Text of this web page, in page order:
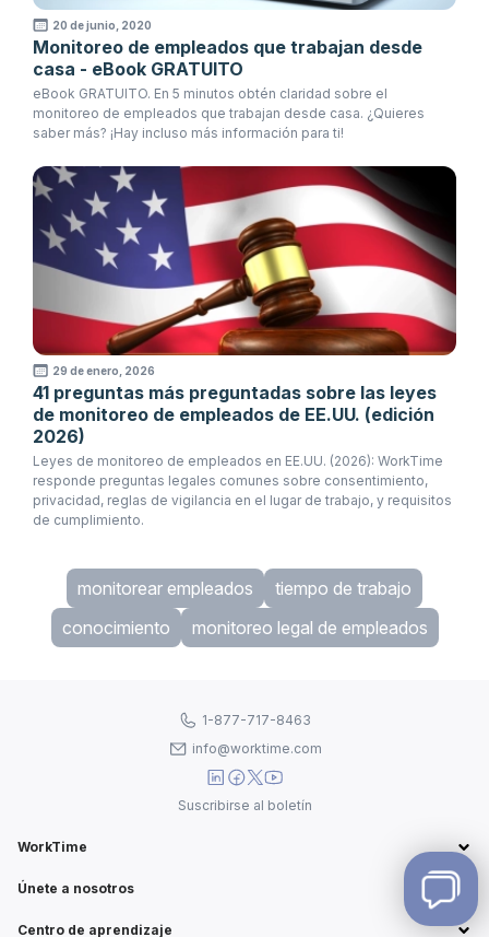
20 de junio, 2020
Monitoreo de empleados que trabajan desde
casa - eBook GRATUITO
eBook GRATUITO. En 5 minutos obtén claridad sobre el
monitoreo de empleados que trabajan desde casa. ¿Quieres
saber más? ¡Hay incluso más información para ti!
29 de enero, 2026
41 preguntas más preguntadas sobre las leyes
de monitoreo de empleados de EE.UU. (edición
2026)
Leyes de monitoreo de empleados en EE.UU. (2026): WorkTime
responde preguntas legales comunes sobre consentimiento,
privacidad, reglas de vigilancia en el lugar de trabajo, y requisitos
de cumplimiento.
monitorear empleados
tiempo de trabajo
conocimiento
monitoreo legal de empleados
WorkTime
Únete a nosotros
Centro de aprendizaje
1-877-717-8463
info@worktime.com
Suscribirse al boletín